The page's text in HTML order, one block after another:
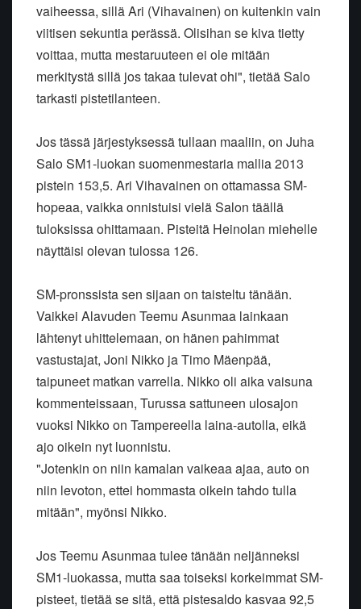
vaiheessa, sillä Ari (Vihavainen) on kuitenkin vain
viitisen sekuntia perässä. Olisihan se kiva tietty
voittaa, mutta mestaruuteen ei ole mitään
merkitystä sillä jos takaa tulevat ohi", tietää Salo
tarkasti pistetilanteen.
Jos tässä järjestyksessä tullaan maaliin, on Juha
Salo SM1-luokan suomenmestaria mallia 2013
pistein 153,5. Ari Vihavainen on ottamassa SM-
hopeaa, vaikka onnistuisi vielä Salon täällä
tuloksissa ohittamaan. Pisteitä Heinolan miehelle
näyttäisi olevan tulossa 126.
SM-pronssista sen sijaan on taisteltu tänään.
Vaikkei Alavuden Teemu Asunmaa lainkaan
lähtenyt uhittelemaan, on hänen pahimmat
vastustajat, Joni Nikko ja Timo Mäenpää,
taipuneet matkan varrella. Nikko oli aika vaisuna
kommenteissaan, Turussa sattuneen ulosajon
vuoksi Nikko on Tampereella laina-autolla, eikä
ajo oikein nyt luonnistu.
"Jotenkin on niin kamalan vaikeaa ajaa, auto on
niin levoton, ettei hommasta oikein tahdo tulla
mitään", myönsi Nikko.
Jos Teemu Asunmaa tulee tänään neljänneksi
SM1-luokassa, mutta saa toiseksi korkeimmat SM-
pisteet, tietää se sitä, että pistesaldo kasvaa 92,5